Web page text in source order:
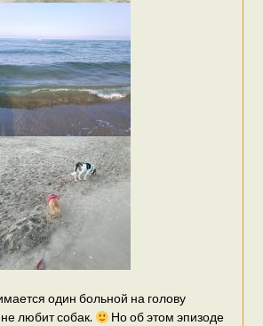
один больной на голову
любит собак.
Но об этом эпизоде